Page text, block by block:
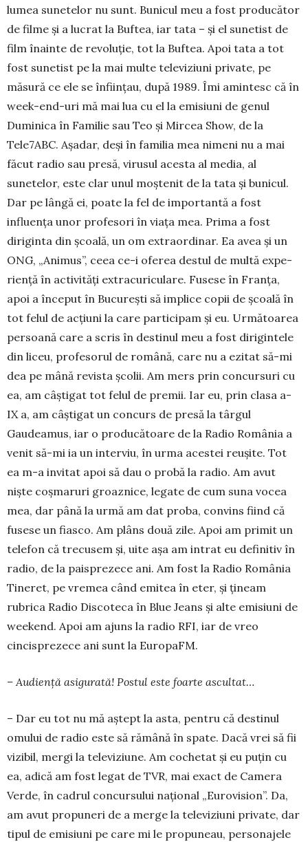
lumea sunetelor nu sunt. Bunicul meu a fost producător
de filme şi a lucrat la Buftea, iar tata – şi el sunetist de
film înainte de revoluţie, tot la Buf­tea. Apoi tata a tot
fost sunetist pe la mai multe te­leviziuni private, pe
măsură ce ele se înfiinţau, după 1989. Îmi amintesc că în
week-end-uri mă mai lua cu el la emisiuni de genul
Duminica în Familie sau Teo şi Mircea Show, de la
Tele7ABC. Aşadar, deşi în familia mea nimeni nu a mai
făcut radio sau pre­să, virusul acesta al media, al
sunetelor, este clar unul moştenit de la tata şi bunicul.
Dar pe lângă ei, poate la fel de importantă a fost
influenţa unor profesori în viaţa mea. Prima a fost
diriginta din şcoală, un om extraordinar. Ea avea şi un
ONG, „Ani­mus”, ceea ce-i oferea destul de multă ex­pe­
rienţă în activităţi extracuriculare. Fusese în Franţa,
apoi a început în Bucureşti să implice copii de şcoală în
tot felul de acţiuni la care participam şi eu. Următoarea
persoană care a scris în destinul meu a fost dirigintele
din liceu, profesorul de ro­mână, care nu a ezitat să-mi
dea pe mână revista şcolii. Am mers prin concursuri cu
ea, am câştigat tot felul de premii. Iar eu, prin clasa a-
IX a, am câştigat un concurs de presă la târgul
Gaudeamus, iar o produ­cătoare de la Radio România a
venit să-mi ia un interviu, în urma acestei reuşite. Tot
ea m-a invitat apoi să dau o probă la radio. Am avut
nişte coşmaruri groaznice, legate de cum suna vocea
mea, dar până la urmă am dat proba, convins fiind că
fusese un fiasco. Am plâns două zile. Apoi am primit un
telefon că trecusem şi, uite aşa am intrat eu definitiv în
radio, de la paisprezece ani. Am fost la Radio România
Tineret, pe vremea când emitea în eter, şi ţineam
rubrica Radio Discoteca în Blue Jeans şi alte emisiuni de
weekend. Apoi am ajuns la radio RFI, iar de vreo
cincisprezece ani sunt la EuropaFM.
– Audiență asigurată! Postul este foarte ascul­tat…
– Dar eu tot nu mă aştept la asta, pentru că destinul
omului de radio este să rămână în spate. Dacă vrei să fii
vi­zibil, mergi la tele­viziune. Am cochetat şi eu puţin cu
ea, adică am fost legat de TVR, mai exact de Camera
Verde, în cadrul concursului na­­ţional „Euro­vi­sion”. Da,
am avut propu­neri de a merge la televiziuni private, dar
tipul de emisiuni pe care mi le pro­puneau, personajele